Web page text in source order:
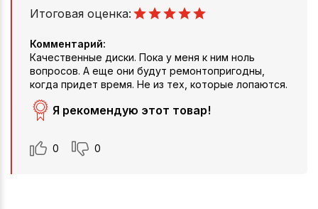
Итоговая оценка:
Комментарий:
Качественные диски. Пока у меня к ним ноль
вопросов. А еще они будут ремонтопригодны,
когда придет время. Не из тех, которые лопаются.
Я рекомендую этот товар!
0 0